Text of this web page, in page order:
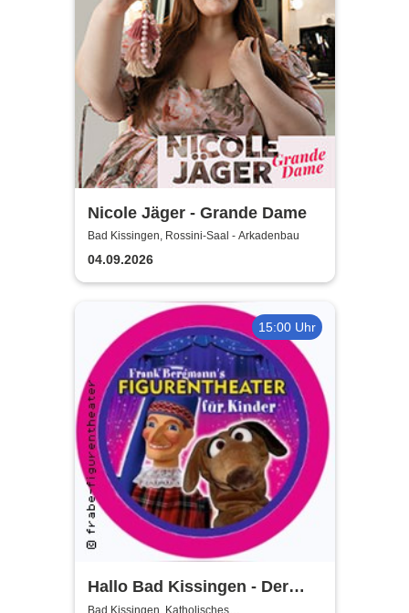
Nicole Jäger - Grande Dame
Bad Kissingen, Rossini-Saal - Arkadenbau
04.09.2026
15:00 Uhr
Hallo Bad Kissingen - Der
Bad Kissingen, Katholisches